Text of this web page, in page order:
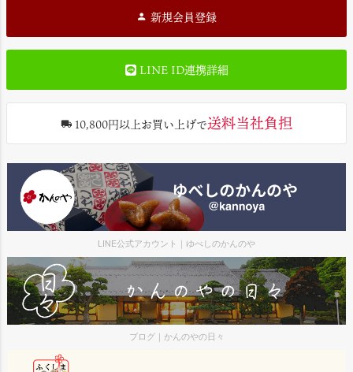
新規会員登録
LINE ID連携詳細
10,800円以上お買い上げで送料当社負担
LINE公式アカウント｜ゆべしのかんのや
ブログ｜かんのやの日々